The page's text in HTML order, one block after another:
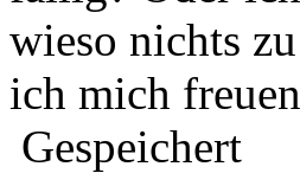
wieso nichts
ich mich
Gespeichert